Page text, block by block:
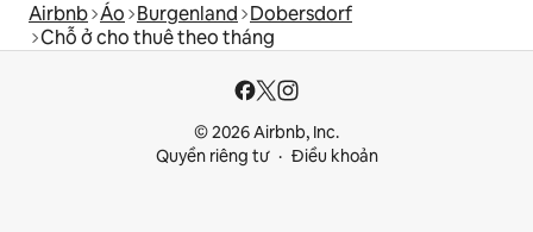
Airbnb Áo Burgenland Dobersdorf
Chỗ ở cho thuê theo tháng
© 2026 Airbnb, Inc.
Quyền riêng tư
Điều khoản